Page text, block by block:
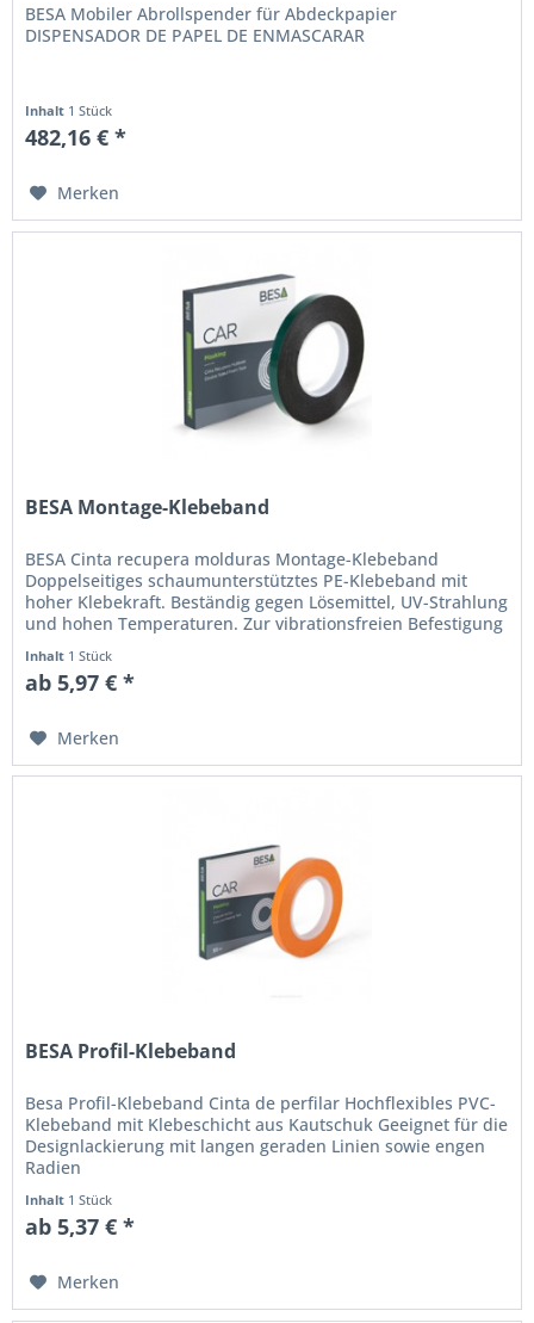
BESA Mobiler Abrollspender für Abdeckpapier
DISPENSADOR DE PAPEL DE ENMASCARAR
Inhalt 1 Stück
482,16 € *
Merken
BESA Montage-Klebeband
BESA Cinta recupera molduras Montage-Klebeband
Doppelseitiges schaumunterstütztes PE-Klebeband mit
hoher Klebekraft. Beständig gegen Lösemittel, UV-Strahlung
und hohen Temperaturen. Zur vibrationsfreien Befestigung
Inhalt 1 Stück
ab 5,97 € *
Merken
BESA Profil-Klebeband
Besa Profil-Klebeband Cinta de perfilar Hochflexibles PVC-
Klebeband mit Klebeschicht aus Kautschuk Geeignet für die
Designlackierung mit langen geraden Linien sowie engen
Radien
Inhalt 1 Stück
ab 5,37 € *
Merken